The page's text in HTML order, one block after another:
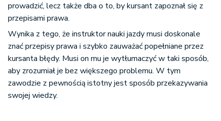
prowadzić, lecz także dba o to, by kursant zapoznał się z
przepisami prawa.
Wynika z tego, że instruktor nauki jazdy musi doskonale
znać przepisy prawa i szybko zauważać popełniane przez
kursanta błędy. Musi on mu je wytłumaczyć w taki sposób,
aby zrozumiał je bez większego problemu. W tym
zawodzie z pewnością istotny jest sposób przekazywania
swojej wiedzy.